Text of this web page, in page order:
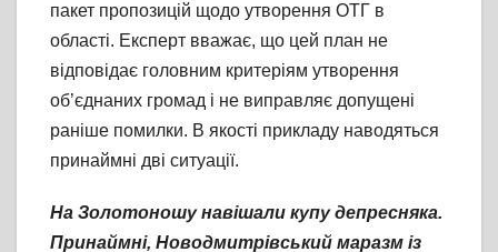
пакет пропозицій щодо утворення ОТГ в
області. Експерт вважає, що цей план не
відповідає головним критеріям утворення
об’єднаних громад і не виправляє допущені
раніше помилки. В якості прикладу наводяться
принаймні дві ситуації.
На Золотоношу навішали купу депресняка.
Принаймні, Новодмитрівський маразм із